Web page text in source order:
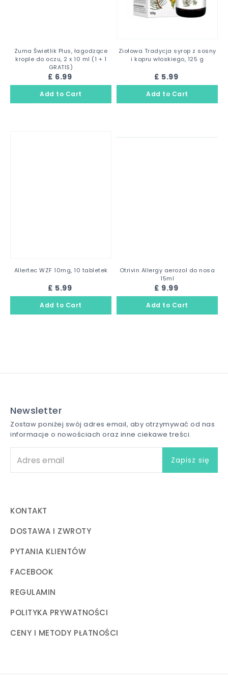
Zuma Świetlik Plus, łagodzące
krople do oczu, 2 x 10 ml (1 + 1
GRATIS)
£ 6.99
Ziołowa Tradycja syrop z sosny
i kopru włoskiego, 125 g
£ 5.99
Allertec WZF 10mg, 10 tabletek
£ 5.99
Otrivin Allergy aerozol do nosa
15ml
£ 9.99
Newsletter
Zostaw poniżej swój adres email, aby otrzymywać od nas
informacje o nowościach oraz inne ciekawe treści.
KONTAKT
DOSTAWA I ZWROTY
PYTANIA KLIENTÓW
FACEBOOK
REGULAMIN
POLITYKA PRYWATNOŚCI
CENY I METODY PŁATNOŚCI